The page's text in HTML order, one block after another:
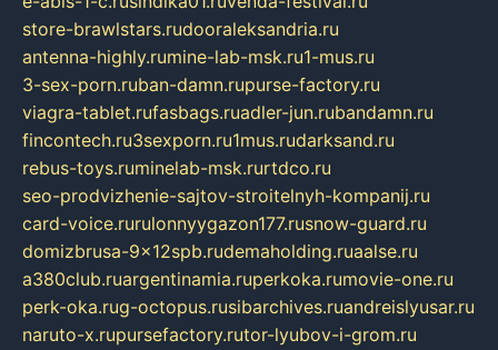
store-brawlstars.rudooraleksandria.ru
antenna-highly.rumine-lab-msk.ru1-mus.ru
3-sex-porn.ruban-damn.rupurse-factory.ru
viagra-tablet.rufasbags.ruadler-jun.rubandamn.ru
fincontech.ru3sexporn.ru1mus.rudarksand.ru
rebus-toys.ruminelab-msk.rurtdco.ru
seo-prodvizhenie-sajtov-stroitelnyh-kompanij.ru
card-voice.rurulonnyygazon177.rusnow-guard.ru
domizbrusa-9x12spb.rudemaholding.ruaalse.ru
a380club.ruargentinamia.ruperkoka.rumovie-one.ru
perk-oka.rug-octopus.rusibarchives.ruandreislyusar.ru
naruto-x.rupursefactory.rutor-lyubov-i-grom.ru